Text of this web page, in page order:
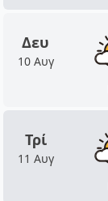
Δευ
10 Αυγ
Τρί
11 Αυγ